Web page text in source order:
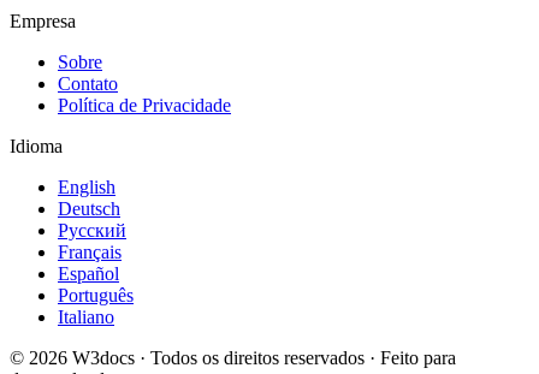
Empresa
Sobre
Contato
Política de Privacidade
Idioma
English
Deutsch
Русский
Français
Español
Português
Italiano
© 2026 W3docs · Todos os direitos reservados · Feito para